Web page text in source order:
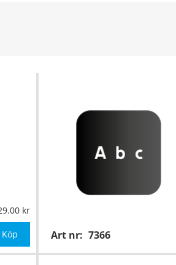
Köp Art nr: 7366